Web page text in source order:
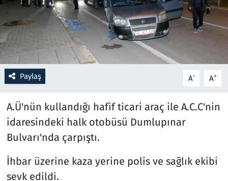
Paylaş A- A+
A.Ü'nün kullandığı hafif ticari araç ile A.C.C'nin
idaresindeki halk otobüsü Dumlupınar
Bulvarı'nda çarpıştı.
İhbar üzerine kaza yerine polis ve sağlık ekibi
sevk edildi.
Resmi İlanlar
Rüya Tabirleri
Sağlık
Savunma Sanayi
Seçim 2023
Spor
Teknoloji ve Bilim